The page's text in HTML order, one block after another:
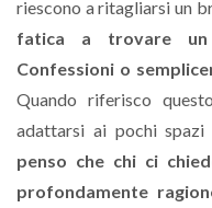
riescono a ritagliarsi un
fatica a trovare
Confessioni o
Quando riferisco
adattarsi ai pochi spazi
penso che chi ci
profondamente